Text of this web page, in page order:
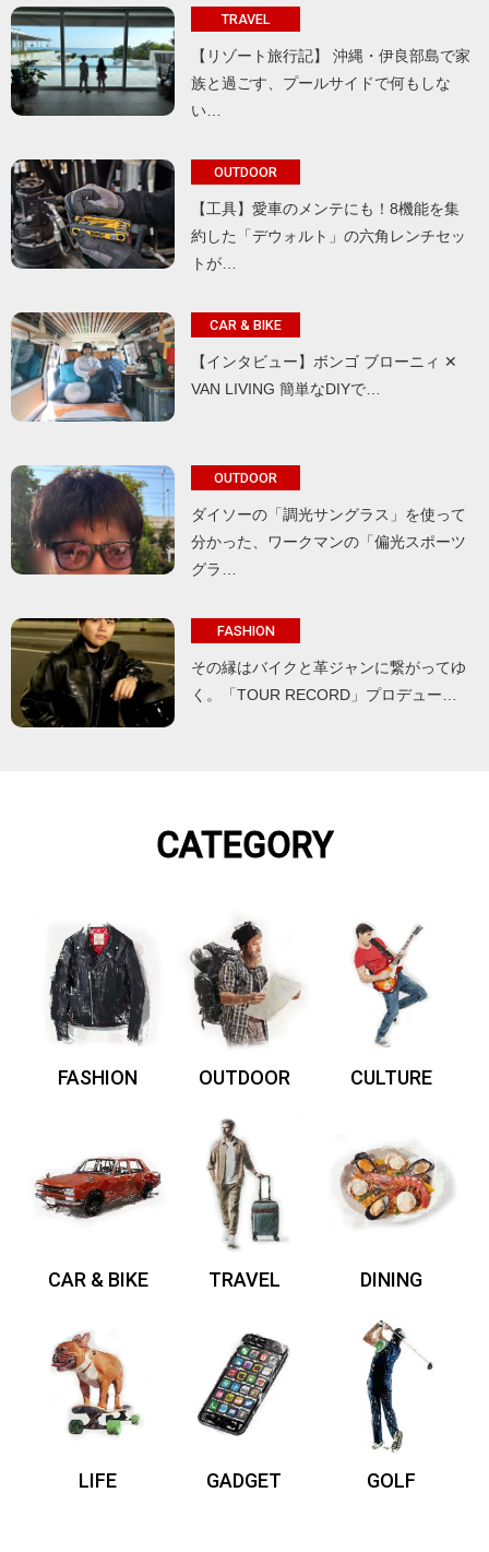
TRAVEL
【リゾート旅行記】 沖縄・伊良部島で家
族と過ごす、プールサイドで何もしな
い…
OUTDOOR
【工具】愛車のメンテにも！8機能を集
約した「デウォルト」の六角レンチセッ
トが…
CAR & BIKE
【インタビュー】ボンゴ ブローニィ ✕
VAN LIVING 簡単なDIYで…
OUTDOOR
ダイソーの「調光サングラス」を使って
分かった、ワークマンの「偏光スポーツ
グラ…
FASHION
その縁はバイクと革ジャンに繋がってゆ
く。「TOUR RECORD」プロデュー…
CATEGORY
FASHION OUTDOOR CULTURE
CAR & BIKE TRAVEL DINING
LIFE GADGET GOLF